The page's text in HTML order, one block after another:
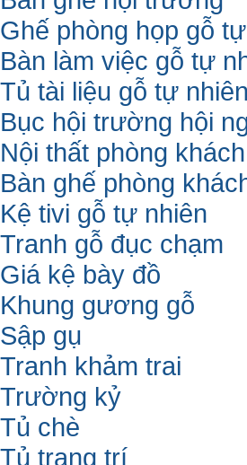
Ghế phòng họp gỗ
Bàn làm việc gỗ tự
Tủ tài liệu gỗ tự nhiên
Bục hội trường hội
Nội thất phòng khách
Bàn ghế phòng
Kệ tivi gỗ tự nhiên
Tranh gỗ đục chạm
Giá kệ bày đồ
Khung gương gỗ
Sập gụ
Tranh khảm trai
Trường kỷ
Tủ chè
Tủ trang trí